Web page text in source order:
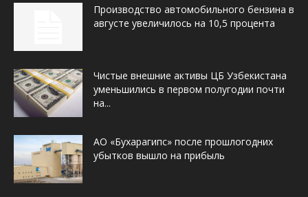
Производство автомобильного бензина в
августе увеличилось на 10,5 процента
Чистые внешние активы ЦБ Узбекистана
уменьшились в первом полугодии почти
на...
АО «Бухарагипс» после прошлогодних
убытков вышло на прибыль